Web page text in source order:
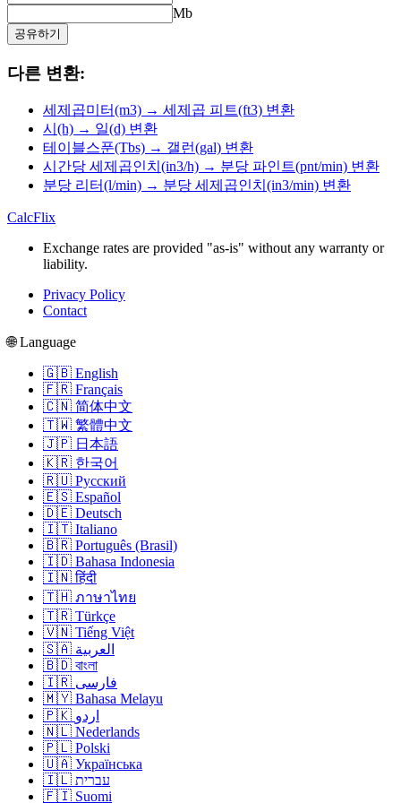
Mb
공유하기
다른 변환:
세제곱미터(m3) → 세제곱 피트(ft3) 변환
시(h) → 일(d) 변환
테이블스푼(Tbs) → 갤런(gal) 변환
시간당 세제곱인치(in3/h) → 분당 파인트(pnt/min) 변환
분당 리터(l/min) → 분당 세제곱인치(in3/min) 변환
CalcFlix
Exchange rates are provided "as-is" without any warranty or
liability.
Privacy Policy
Contact
🌐 Language
🇬🇧 English
🇫🇷 Français
🇨🇳 简体中文
🇹🇼 繁體中文
🇯🇵 日本語
🇰🇷 한국어
🇷🇺 Русский
🇪🇸 Español
🇩🇪 Deutsch
🇮🇹 Italiano
🇧🇷 Português (Brasil)
🇮🇩 Bahasa Indonesia
🇮🇳 हिंदी
🇹🇭 ภาษาไทย
🇹🇷 Türkçe
🇻🇳 Tiếng Việt
🇸🇦 العربية
🇧🇩 বাংলা
🇮🇷 فارسی
🇲🇾 Bahasa Melayu
🇵🇰 اردو
🇳🇱 Nederlands
🇵🇱 Polski
🇺🇦 Українська
🇮🇱 עברית
🇫🇮 Suomi